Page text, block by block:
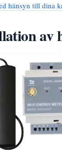
hänsyn till dina
av